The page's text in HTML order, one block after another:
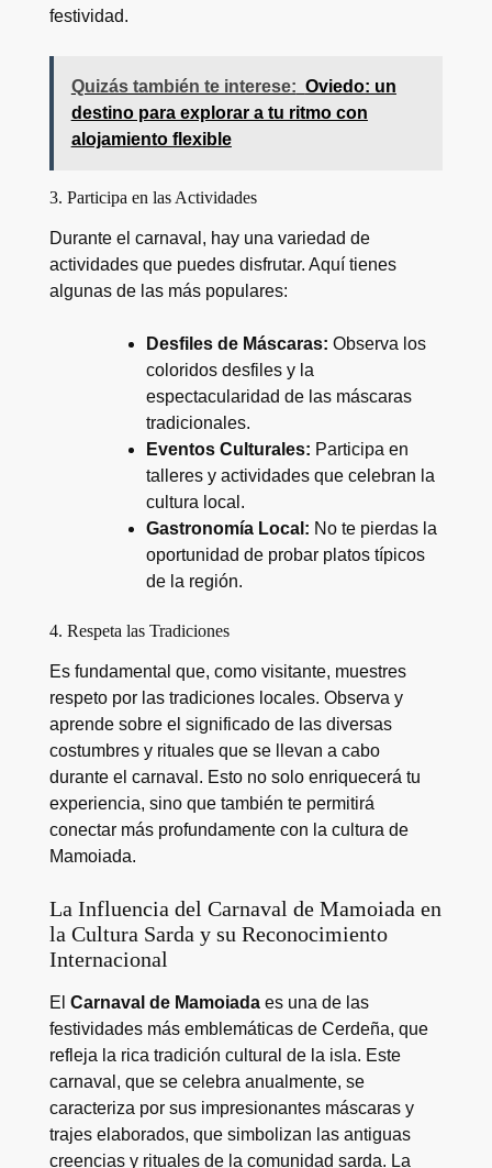
festividad.
Quizás también te interese: Oviedo: un
destino para explorar a tu ritmo con
alojamiento flexible
3. Participa en las Actividades
Durante el carnaval, hay una variedad de
actividades que puedes disfrutar. Aquí tienes
algunas de las más populares:
Desfiles de Máscaras: Observa los
coloridos desfiles y la
espectacularidad de las máscaras
tradicionales.
Eventos Culturales: Participa en
talleres y actividades que celebran la
cultura local.
Gastronomía Local: No te pierdas la
oportunidad de probar platos típicos
de la región.
4. Respeta las Tradiciones
Es fundamental que, como visitante, muestres
respeto por las tradiciones locales. Observa y
aprende sobre el significado de las diversas
costumbres y rituales que se llevan a cabo
durante el carnaval. Esto no solo enriquecerá tu
experiencia, sino que también te permitirá
conectar más profundamente con la cultura de
Mamoiada.
La Influencia del Carnaval de Mamoiada en
la Cultura Sarda y su Reconocimiento
Internacional
El Carnaval de Mamoiadaes una de las
festividades más emblemáticas de Cerdeña, que
refleja la rica tradición cultural de la isla. Este
carnaval, que se celebra anualmente, se
caracteriza por sus impresionantes máscaras y
trajes elaborados, que simbolizan las antiguas
creencias y rituales de la comunidad sarda. La